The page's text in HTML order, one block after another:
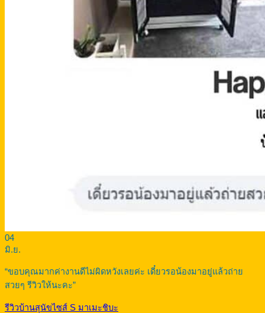
04
มิ.ย.
“ขอบคุณมากค่างานดีไม่ผิดหวังเลยค่ะ เดี๋ยวรอน้องมาอยู่แล้วถ่าย
สวยๆ รีวิวให้นะคะ”
รีวิวบ้านสุนัขไซส์ S มาเมะชิบะ